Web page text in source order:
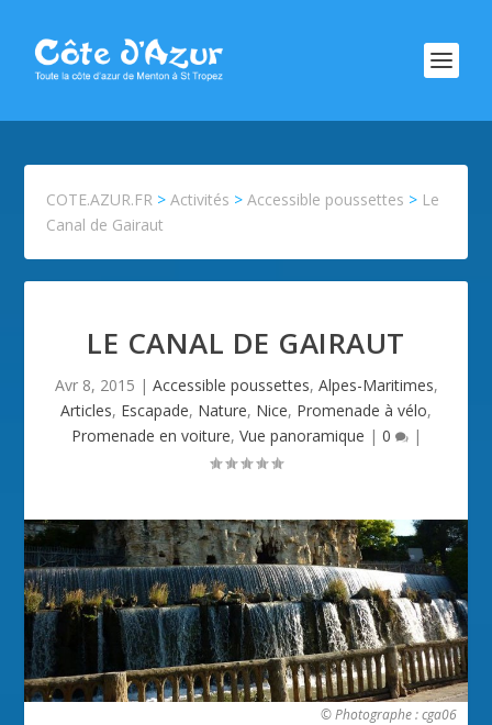
COTE.AZUR.FR >Activités >Accessible poussettes > Le
Canal de Gairaut
LE CANAL DE GAIRAUT
Avr 8, 2015 | Accessible poussettes, Alpes-Maritimes,
Articles, Escapade, Nature, Nice, Promenade à vélo,
Promenade en voiture, Vue panoramique | 0 |
© Photographe : cga06